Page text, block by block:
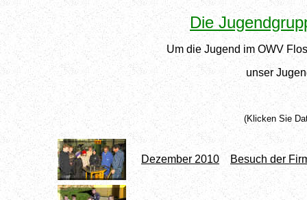
Die
Um die Jugend im OWV
unser
(Klicken
Dezember 2010 Besuch der